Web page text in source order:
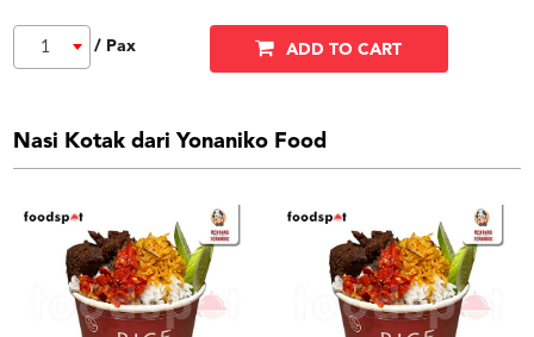
1 / Pax ADD TO CART
Nasi Kotak dari Yonaniko Food